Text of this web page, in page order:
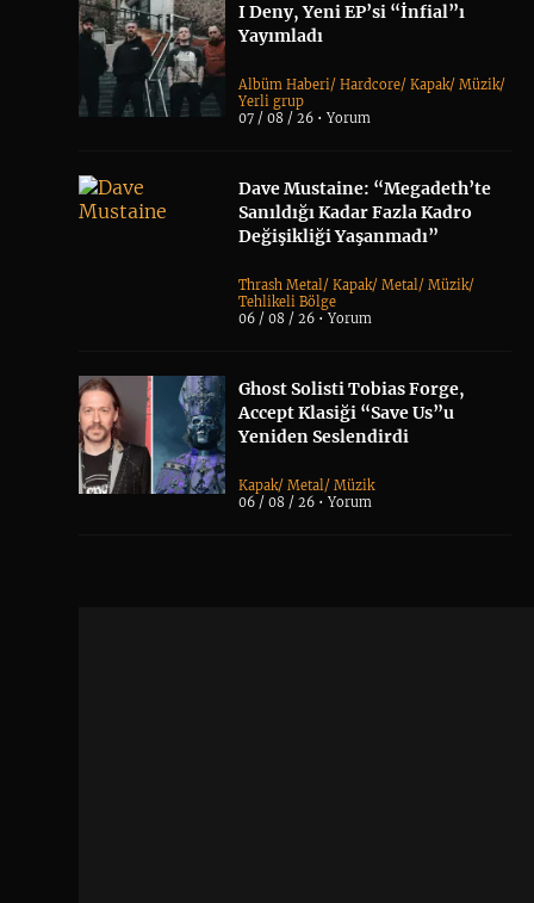
I Deny, Yeni EP’si “İnfial”ı
Yayımladı
Albüm Haberi/Hardcore/Kapak/Müzik/
Yerli grup
07 / 08 / 26 •Yorum
Dave Mustaine: “Megadeth’te
Sanıldığı Kadar Fazla Kadro
Değişikliği Yaşanmadı”
Thrash Metal/Kapak/Metal/Müzik/
Tehlikeli Bölge
06 / 08 / 26 •Yorum
Ghost Solisti Tobias Forge,
Accept Klasiği “Save Us”u
Yeniden Seslendirdi
Kapak/Metal/Müzik
06 / 08 / 26 •Yorum